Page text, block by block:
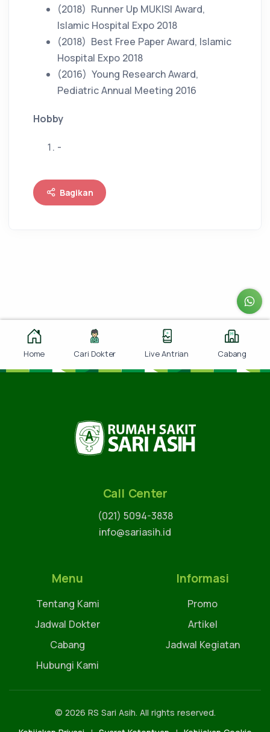
(2018) Runner Up MUKISI Award,
Islamic Hospital Expo 2018
(2018) Best Free Paper Award, Islamic
Hospital Expo 2018
(2016) Young Research Award,
Pediatric Annual Meeting 2016
Hobby
-
Bagikan
Home Cari Dokter Live Antrian Cabang
Call Center
(021) 5094-3838
info@sariasih.id
Menu
Tentang Kami
Jadwal Dokter
Cabang
Hubungi Kami
Informasi
Promo
Artikel
Jadwal Kegiatan
© 2026 RS Sari Asih. All rights reserved.